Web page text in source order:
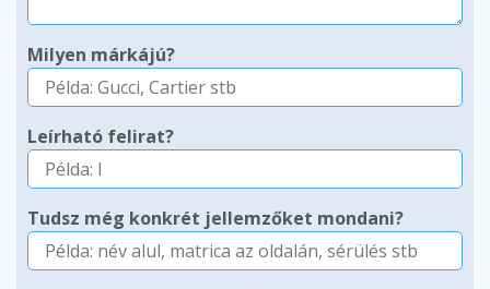
Milyen márkájú?
Leírható felirat?
Tudsz még konkrét jellemzőket mondani?